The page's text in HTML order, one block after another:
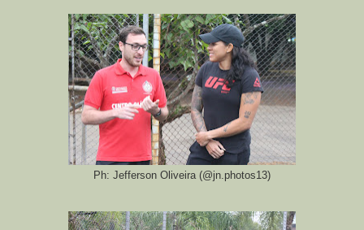
Ph: Jefferson Oliveira (@jn.photos13)